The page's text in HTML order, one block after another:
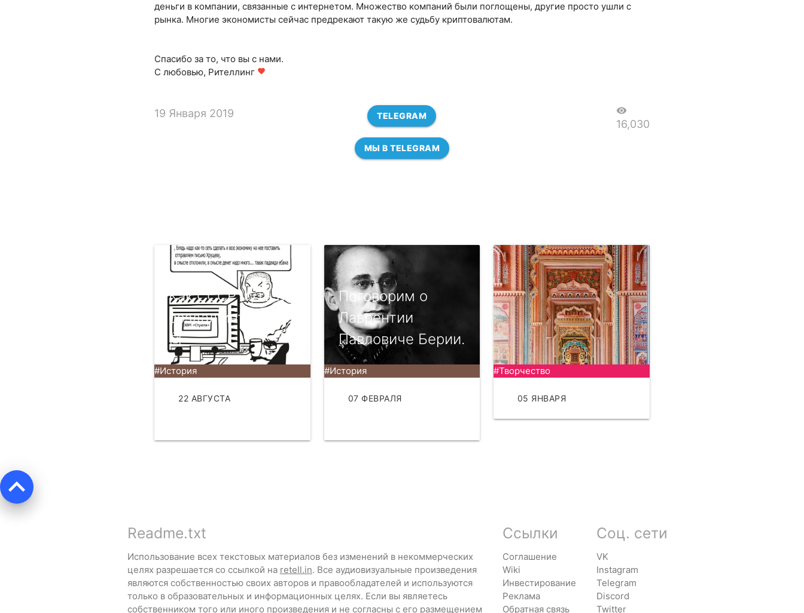
деньги в компании, связанные с интернетом. Множество компаний были поглощены, другие просто ушли с
рынка. Многие экономисты сейчас предрекают такую же судьбу криптовалютам.
Спасибо за то, что вы с нами.
С любовью, Рителлинг favorite
19 Января 2019 TELEGRAM visibility
16,030
МЫ В TELEGRAM
Как СССР чуть не
создал интернет
🤖
#История
22 АВГУСТА
Поговорим о
Лаврентии
Павловиче Берии.
#История
07 ФЕВРАЛЯ
#Творчество
05 ЯНВАРЯ
keyboard_arrow_up
Readme.txt
Использование всех текстовых материалов без изменений в некоммерческих
целях разрешается со ссылкой на retell.in. Все аудиовизуальные произведения
являются собственностью своих авторов и правообладателей и используются
только в образовательных и информационных целях. Если вы являетесь
собственником того или иного произведения и не согласны с его размещением
Ссылки
Соглашение
Wiki
Инвестирование
Реклама
Обратная связь
Соц. сети
VK
Instagram
Telegram
Discord
Twitter